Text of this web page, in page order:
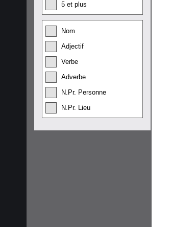
5 et plus
Nom
Adjectif
Verbe
Adverbe
N.Pr. Personne
N.Pr. Lieu